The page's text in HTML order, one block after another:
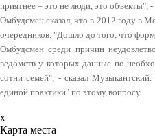
приятнее – это не люди, это объекты",
Омбудсмен сказал, что в 2012 году в
очередников. "Дошло до того, что
Омбудсмен среди причин
ведомств у которых данные по
сотни семей", - сказал
единой практики" по этому вопросу.
x
Карта места